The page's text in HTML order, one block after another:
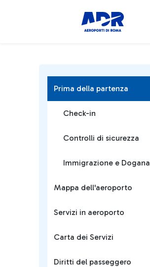
Prima della partenza
Check-in
Controlli di sicurezza
Immigrazione e Dogana
Mappa dell'aeroporto
Servizi in aeroporto
Carta dei Servizi
Diritti del passeggero